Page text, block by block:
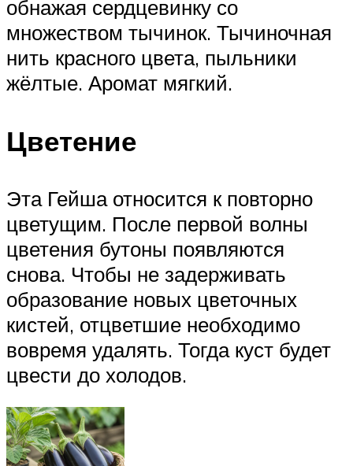
обнажая сердцевинку со
множеством тычинок. Тычиночная
нить красного цвета, пыльники
жёлтые. Аромат мягкий.
Цветение
Эта Гейша относится к повторно
цветущим. После первой волны
цветения бутоны появляются
снова. Чтобы не задерживать
образование новых цветочных
кистей, отцветшие необходимо
вовремя удалять. Тогда куст будет
цвести до холодов.